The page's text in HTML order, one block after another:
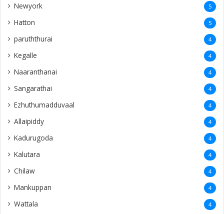
Newyork 5
Hatton 5
paruththurai 4
Kegalle 4
Naaranthanai 4
Sangarathai 4
Ezhuthumadduvaal 4
Allaipiddy 4
Kadurugoda 4
Kalutara 4
Chilaw 4
Mankuppan 4
Wattala 4